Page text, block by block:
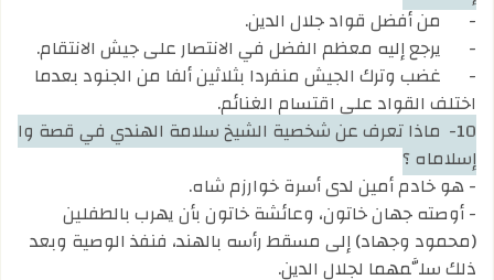
-
من أفضل قواد جلال الدين.
-
يرجع إليه معظم الفضل في الانتصار على جيش الانتقام.
-
غضب وترك الجيش منفردا بثلاثين ألفا من الجنود بعدما
اختلف القواد على اقتسام الغنائم.
10- ماذا تعرف عن شخصية الشيخ سلامة الهندي في قصة وا
إسلاماه ؟
- هو خادم أمين لدى أسرة خوارزم شاه.
- أوصته جهان خاتون، وعائشة خاتون بأن يهرب بالطفلين
(محمود وجهاد) إلى مسقط رأسه بالهند، فنفذ الوصية وبعد
ذلك سلَّمهما لجلال الدين.